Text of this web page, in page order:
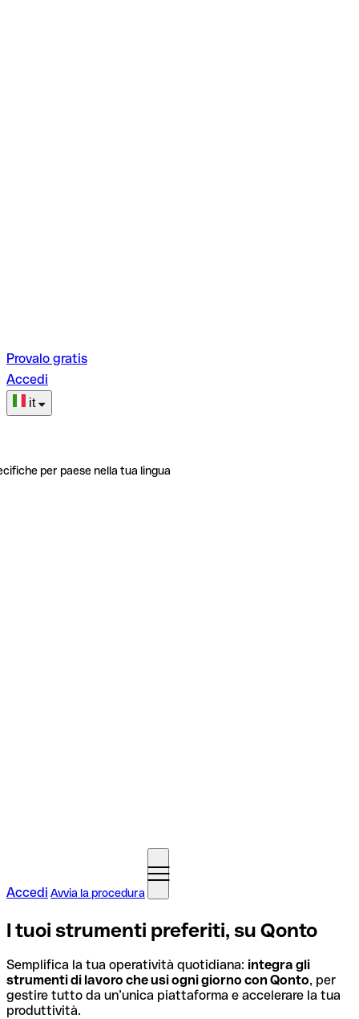
Provalo gratis
Accedi
it
per paese nella tua lingua
Accedi Avvia la procedura
I tuoi strumenti preferiti, su Qonto
Semplifica la tua operatività quotidiana: integra gli
strumenti di lavoro che usi ogni giorno con Qonto, per
gestire tutto da un’unica piattaforma e accelerare la tua
produttività.